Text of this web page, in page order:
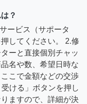
？
ービス（サポータ
してください。 2.修
ーと直接個別チャッ
名や数、希望日時な
こで金額などの交渉
ける」ボタンを押し
ますので、詳細が決